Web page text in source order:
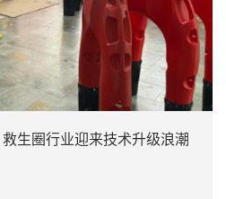
生圈行业迎来技术升级浪潮